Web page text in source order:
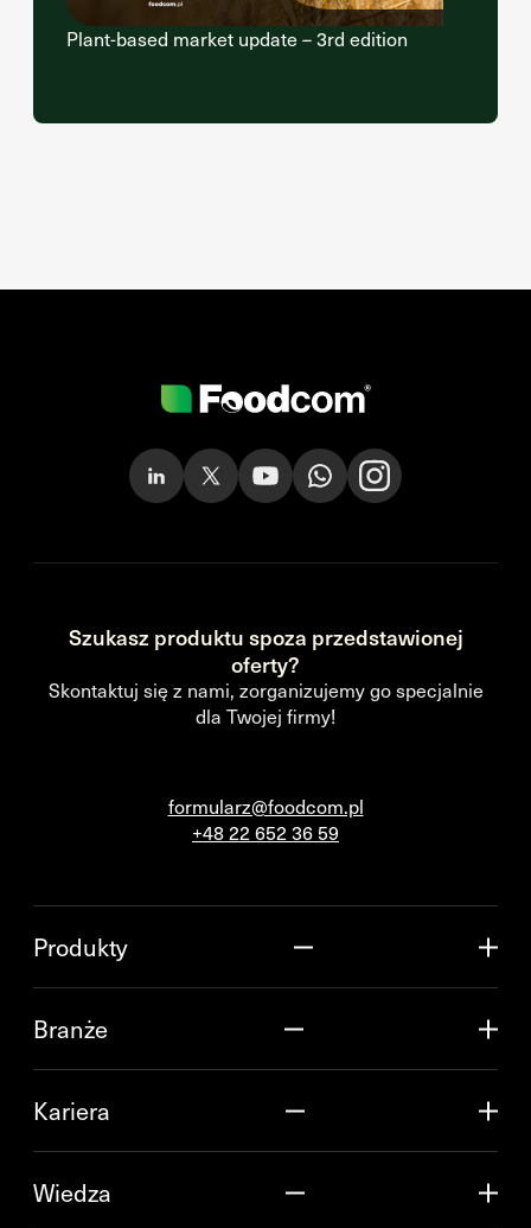
Plant-based market update – 3rd edition
Szukasz produktu spoza przedstawionej
oferty?
Skontaktuj się z nami, zorganizujemy go specjalnie
dla Twojej firmy!
formularz@foodcom.pl
+48 22 652 36 59
Produkty
Branże
Kariera
Wiedza